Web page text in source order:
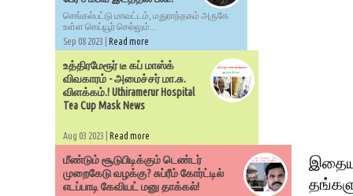
செங்கல்பட்டு மாவட்டம், மதுராந்தகம் அருகே
உள்ள செய்யூர் செல்லும்...
Sep 08 2023 | Read more
உத்திரமேரூர் டீ கப் மாஸ்க்
விவகாரம் - அமைச்சர் மா.சு.
விளக்கம்.! Uthiramerur Hospital
Tea Cup Mask News
Aug 03 2023 | Read more
மீண்டும் சூடுபிடிக்கும் டெண்டர்
முறைகேடு வழக்கு? சுப்ரீம் கோர்ட்டில்
எடப்பாடி கேவியட் மனு தாக்கல்!